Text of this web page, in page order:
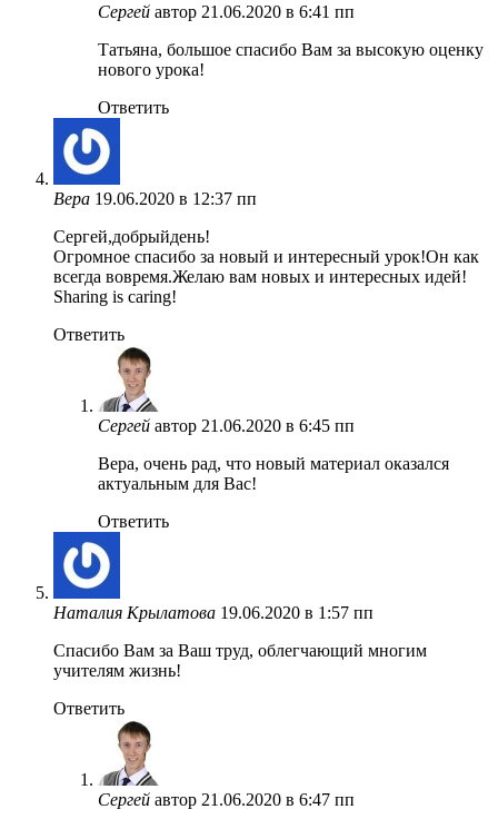
Сергей автор 21.06.2020 в 6:41 пп
Татьяна, большое спасибо Вам за высокую оценку
нового урока!
Ответить
Вера 19.06.2020 в 12:37 пп
Сергей,добрыйдень!
Огромное спасибо за новый и интересный урок!Он как
всегда вовремя.Желаю вам новых и интересных идей!
Sharing is caring!
Ответить
Сергей автор 21.06.2020 в 6:45 пп
Вера, очень рад, что новый материал оказался
актуальным для Вас!
Ответить
Наталия Крылатова 19.06.2020 в 1:57 пп
Спасибо Вам за Ваш труд, облегчающий многим
учителям жизнь!
Ответить
Сергей автор 21.06.2020 в 6:47 пп